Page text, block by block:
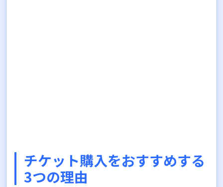
チケット購入をおすすめする
3つの理由